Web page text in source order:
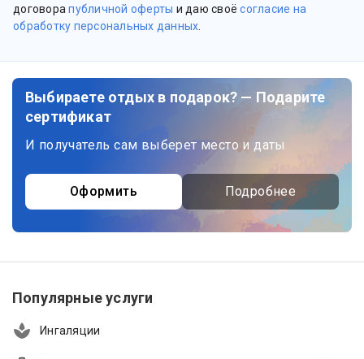
договорапубличной оферты и даю своёсогласие на
обработку персональных данных
Выбираете отдых в подарок? — Подарите
сертификат
И получатель сам выберет место и даты
Оформить Подробнее
Популярные услуги
Ингаляции